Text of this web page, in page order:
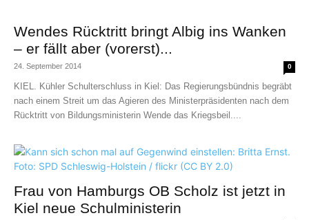
Wendes Rücktritt bringt Albig ins Wanken
– er fällt aber (vorerst)...
24. September 2014 0
KIEL. Kühler Schulterschluss in Kiel: Das Regierungsbündnis begräbt
nach einem Streit um das Agieren des Ministerpräsidenten nach dem
Rücktritt von Bildungsministerin Wende das Kriegsbeil....
Frau von Hamburgs OB Scholz ist jetzt in
Kiel neue Schulministerin